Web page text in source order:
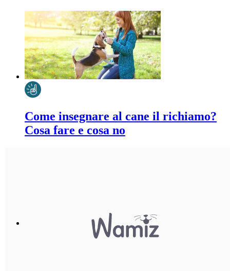
Come insegnare al cane il richiamo?
Cosa fare e cosa no